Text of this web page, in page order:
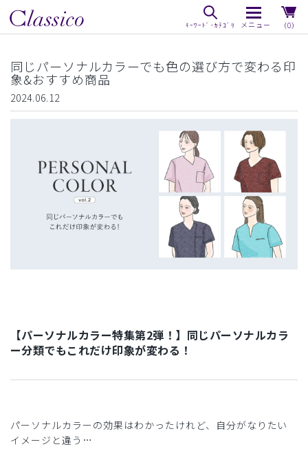
（0）
同じパーソナルカラーでも色の選び方で変わる印
象&おすすめ商品
2024.06.12
【パーソナルカラー特集第2弾！】同じパーソナルカラ
ー分類でもこれだけ印象が変わる！
パーソナルカラーの効果はわかったけれど、自分がなりたい
イメージと違う…